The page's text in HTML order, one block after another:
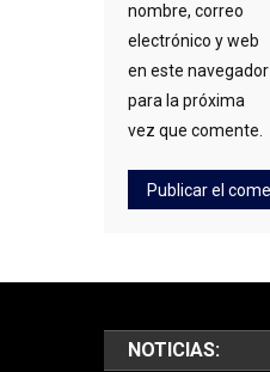
nombre, correo
electrónico y web
en este navegador
para la próxima
vez que comente.
NOTICIAS: